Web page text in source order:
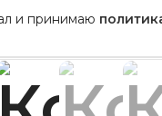
и принимаю